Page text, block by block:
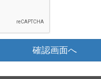
確認画面へ